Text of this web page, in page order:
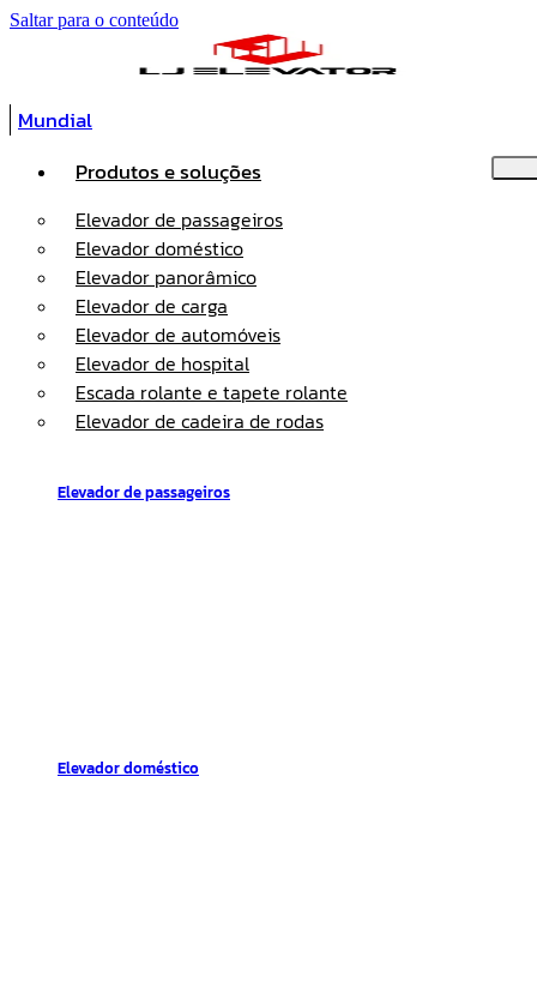
Saltar para o conteúdo
Mundial
Produtos e soluções
Elevador de passageiros
Elevador doméstico
Elevador panorâmico
Elevador de carga
Elevador de automóveis
Elevador de hospital
Escada rolante e tapete rolante
Elevador de cadeira de rodas
Elevador de passageiros
Elevador doméstico